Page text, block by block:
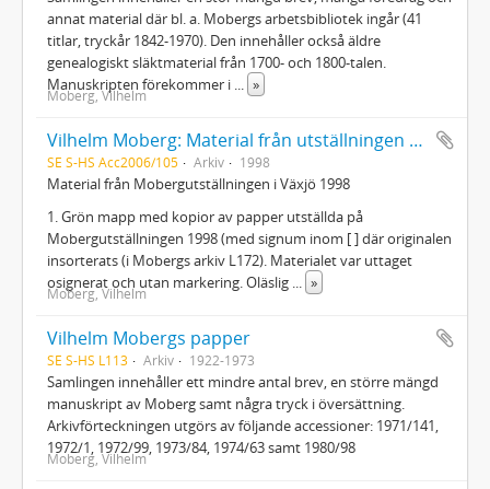
annat material där bl. a. Mobergs arbetsbibliotek ingår (41
titlar, tryckår 1842-1970). Den innehåller också äldre
genealogiskt släktmaterial från 1700- och 1800-talen.
Manuskripten förekommer i
»
Moberg, Vilhelm
Vilhelm Moberg: Material från utställningen vid Utvandrarnas Hus i Växjö 1998
SE S-HS Acc2006/105 Arkiv 1998
Material från Mobergutställningen i Växjö 1998
1. Grön mapp med kopior av papper utställda på
Mobergutställningen 1998 (med signum inom [ ] där originalen
insorterats (i Mobergs arkiv L172). Materialet var uttaget
osignerat och utan markering. Oläslig
»
Moberg, Vilhelm
Vilhelm Mobergs papper
SE S-HS L113 Arkiv 1922-1973
Samlingen innehåller ett mindre antal brev, en större mängd
manuskript av Moberg samt några tryck i översättning.
Arkivförteckningen utgörs av följande accessioner: 1971/141,
1972/1, 1972/99, 1973/84, 1974/63 samt 1980/98
Moberg, Vilhelm